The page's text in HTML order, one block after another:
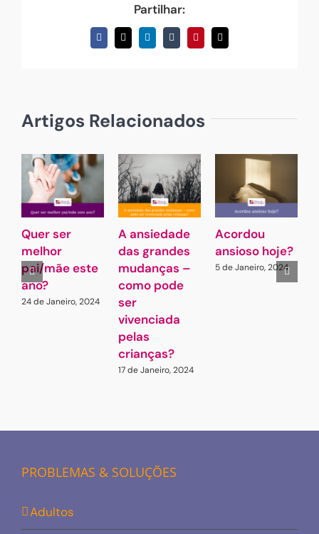
Partilhar:
Facebook
X LinkedInTumblrPinterestEmail
(necessário
Artigos Relacionados
Quer ser
melhor
pai/mãe este
ano?
24 de Janeiro, 2024
A ansiedade
das grandes
mudanças –
como pode
ser
vivenciada
pelas
crianças?
17 de Janeiro, 2024
Acordou
ansioso hoje?
5 de Janeiro, 2024
PROBLEMAS & SOLUÇÕES
Adultos